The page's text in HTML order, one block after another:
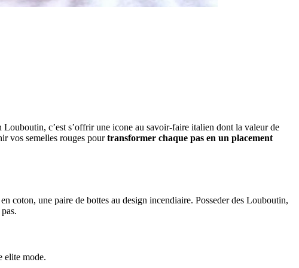
c’est s’offrir une icone au savoir-faire italien dont la valeur de
vos semelles rouges pourtransformer chaque pas en un placement
coton, une paire de bottes au design incendiaire. Posseder des Louboutin,
elite mode.